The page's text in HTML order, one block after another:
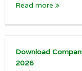
Read more
Download
2026